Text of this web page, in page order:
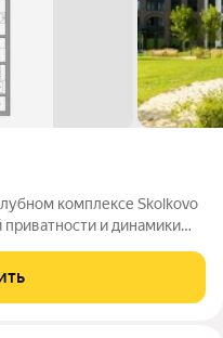
комплексе Skolkovo
панорамными видами на